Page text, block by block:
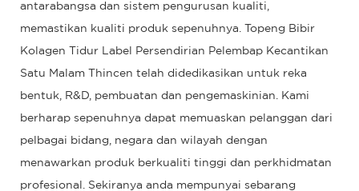
antarabangsa dan sistem pengurusan kualiti,
memastikan kualiti produk sepenuhnya. Topeng Bibir
Kolagen Tidur Label Persendirian Pelembap Kecantikan
Satu Malam Thincen telah didedikasikan untuk reka
bentuk, R&D, pembuatan dan pengemaskinian. Kami
berharap sepenuhnya dapat memuaskan pelanggan dari
pelbagai bidang, negara dan wilayah dengan
menawarkan produk berkualiti tinggi dan perkhidmatan
profesional. Sekiranya anda mempunyai sebarang